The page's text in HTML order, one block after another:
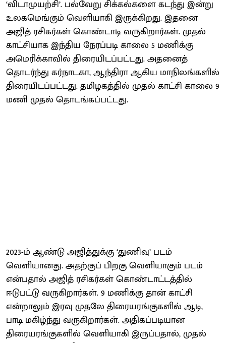
‘விடாமுயற்சி’. பல்வேறு சிக்கல்களை கடந்து இன்று
உலகமெங்கும் வெளியாகி இருக்கிறது. இதனை
அஜித் ரசிகர்கள் கொண்டாடி வருகிறார்கள். முதல்
காட்சியாக இந்திய நேரப்படி காலை 5 மணிக்கு
அமெரிக்காவில் திரையிடப்பட்டது. அதனைத்
தொடர்ந்து கர்நாடகா, ஆந்திரா ஆகிய மாநிலங்களில்
திரையிடப்பட்டது. தமிழகத்தில் முதல் காட்சி காலை 9
மணி முதல் தொடங்கப்பட்டது.
2023-ம் ஆண்டு அஜித்துக்கு ‘துணிவு’ படம்
வெளியானது. அதற்குப் பிறகு வெளியாகும் படம்
என்பதால் அஜித் ரசிகர்கள் கொண்டாட்டத்தில்
ஈடுபட்டு வருகிறார்கள். 9 மணிக்கு தான் காட்சி
என்றாலும் இரவு முதலே திரையரங்குகளில் ஆடி,
பாடி மகிழ்ந்து வருகிறார்கள். அதிகப்படியான
திரையரங்குகளில் வெளியாகி இருப்பதால், முதல்